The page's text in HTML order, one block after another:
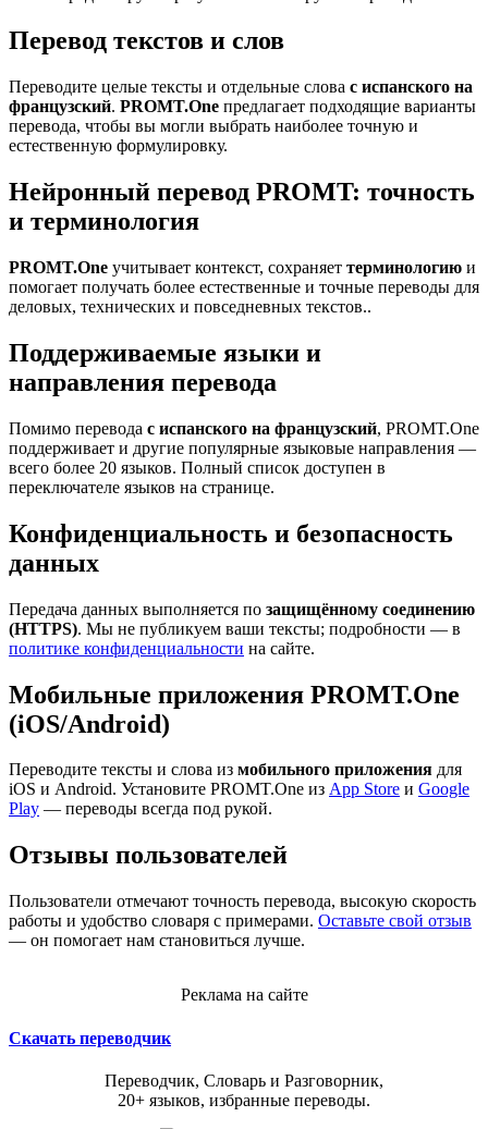
Перевод текстов и слов
Переводите целые тексты и отдельные слова с испанского на
французский. PROMT.One предлагает подходящие варианты
перевода, чтобы вы могли выбрать наиболее точную и
естественную формулировку.
Нейронный перевод PROMT: точность
и терминология
PROMT.One учитывает контекст, сохраняет терминологию и
помогает получать более естественные и точные переводы для
деловых, технических и повседневных текстов..
Поддерживаемые языки и
направления перевода
Помимо перевода с испанского на французский, PROMT.One
поддерживает и другие популярные языковые направления —
всего более 20 языков. Полный список доступен в
переключателе языков на странице.
Конфиденциальность и безопасность
данных
Передача данных выполняется по защищённому соединению
(HTTPS). Мы не публикуем ваши тексты; подробности — в
политике конфиденциальности на сайте.
Мобильные приложения PROMT.One
(iOS/Android)
Переводите тексты и слова из мобильного приложения для
iOS и Android. Установите PROMT.One из App Store и Google
Play — переводы всегда под рукой.
Отзывы пользователей
Пользователи отмечают точность перевода, высокую скорость
работы и удобство словаря с примерами. Оставьте свой отзыв
— он помогает нам становиться лучше.
Реклама на сайте
Скачать переводчик
Переводчик, Словарь и Разговорник,
20+ языков, избранные переводы.